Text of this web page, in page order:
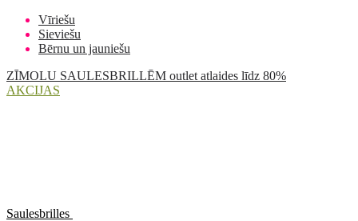
Vīriešu
Sieviešu
Bērnu un jauniešu
ZĪMOLU SAULESBRILLĒM outlet atlaides līdz 80%
AKCIJAS
Saulesbrilles